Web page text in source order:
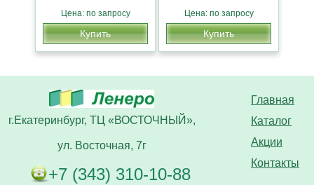
Цена: по запросу
Купить
Цена: по запросу
Купить
Главная
Каталог
Акции
Контакты
г.Екатеринбург, ТЦ «ВОСТОЧНЫЙ»,
ул. Восточная, 7г
+7 (343) 310-10-88